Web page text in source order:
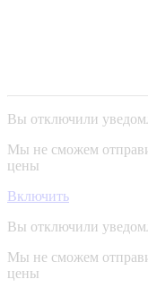
Вы отключили
Мы не сможем
цены
Включить
Вы отключили
Мы не сможем
цены